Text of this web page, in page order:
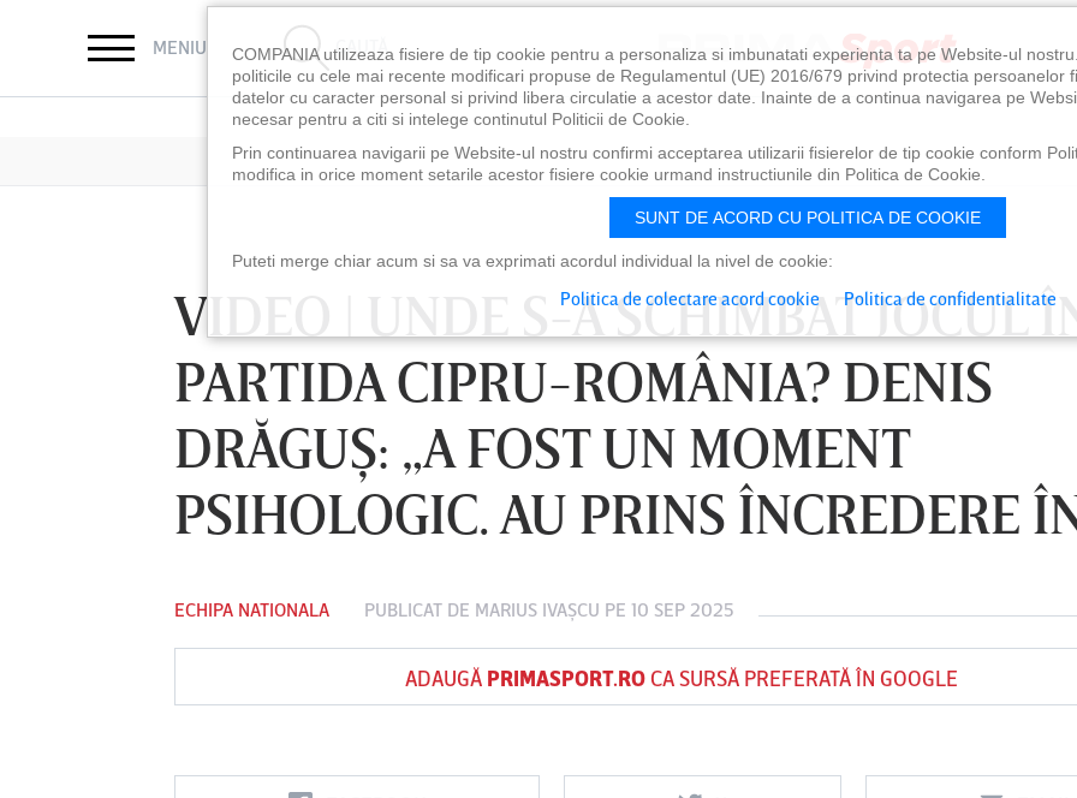
MENIU CAUTĂ
VIDEO | UNDE S-A SCHIMBAT JOCUL ÎN
PARTIDA CIPRU-ROMÂNIA? DENIS
DRĂGUŞ: „A FOST UN MOMENT
PSIHOLOGIC. AU PRINS ÎNCREDERE
ECHIPA NATIONALA PUBLICAT DE MARIUS IVAŞCU PE 10 SEP 2025
ADAUGĂ PRIMASPORT.ROCA SURSĂ PREFERATĂ ÎN GOOGLE
LUNI 10 AUG, 18:30
FC Botoşani
Vs
Corvinul
LUNI 10 AUG, 21:30
Sepsi OSK Sf
Vs
FCSB
VINERI 07 AUG, 21:00
UTA Arad
Vs
Rapid
COMPANIA utilizeaza fisiere de tip cookie pentru a personaliza si imbunatati experienta ta pe Website-ul
politicile cu cele mai recente modificari propuse de Regulamentul (UE) 2016/679 privind protectia persoanelor
datelor cu caracter personal si privind libera circulatie a acestor date. Inainte de a continua navigarea pe
necesar pentru a citi si intelege continutul Politicii de Cookie.
Prin continuarea navigarii pe Website-ul nostru confirmi acceptarea utilizarii fisierelor de tip cookie conform
modifica in orice moment setarile acestor fisiere cookie urmand instructiunile din Politica de Cookie.
SUNT DE ACORD CU POLITICA DE COOKIE
Puteti merge chiar acum si sa va exprimati acordul individual la nivel de cookie:
Politica de colectare acord cookie Politica de confidentialitate